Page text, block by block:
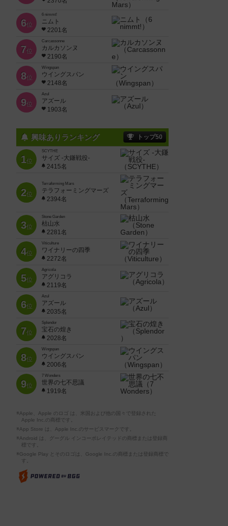
6位
6 nimmt!
ニムト
2201名
7位
Carcassonne
カルカソンヌ
2190名
8位
Wingspan
ウイングスパン
2148名
9位
Azul
アズール
1903名
興味ありランキング トップ50
1位
SCYTHE
サイズ -大鎌戦役-
2415名
2位
Terraforming Mars
テラフォーミングマーズ
2394名
3位
Stone Garden
枯山水
2281名
4位
Viticulture
ワイナリーの四季
2272名
5位
Agricola
アグリコラ
2119名
6位
Azul
アズール
2035名
7位
Splendor
宝石の煌き
2028名
8位
Wingspan
ウイングスパン
2006名
9位
7 Wonders
世界の七不思議
1919名
※Apple、Apple のロゴ は、米国および他の国々で登録された
Apple Inc.の商標です。
※App Store は、Apple Inc.のサービスマークです。
※Android は、グーグル インコーポレイテッドの商標または登録商
標です。
※Google Play とそのロゴは、Google Inc.の商標または登録商標で
す。